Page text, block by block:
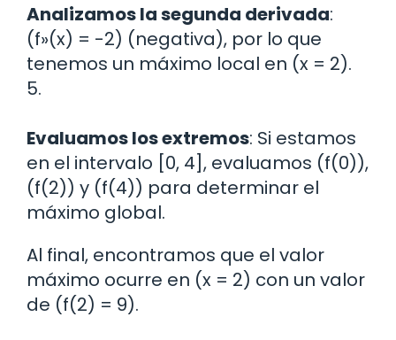
Analizamos la segunda derivada:
(f»(x) = -2) (negativa), por lo que
tenemos un máximo local en (x = 2).
5.
Evaluamos los extremos: Si estamos
en el intervalo [0, 4], evaluamos (f(0)),
(f(2)) y (f(4)) para determinar el
máximo global.
Al final, encontramos que el valor
máximo ocurre en (x = 2) con un valor
de (f(2) = 9).